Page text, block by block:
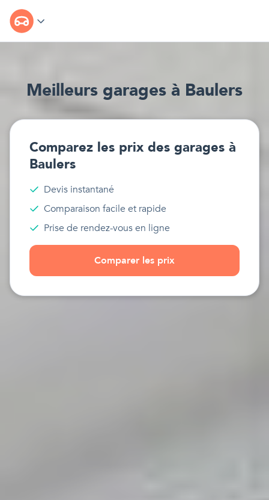
Meilleurs garages à Baulers
Comparez les prix des garages à
Baulers
Devis instantané
Comparaison facile et rapide
Prise de rendez-vous en ligne
Comparer les prix